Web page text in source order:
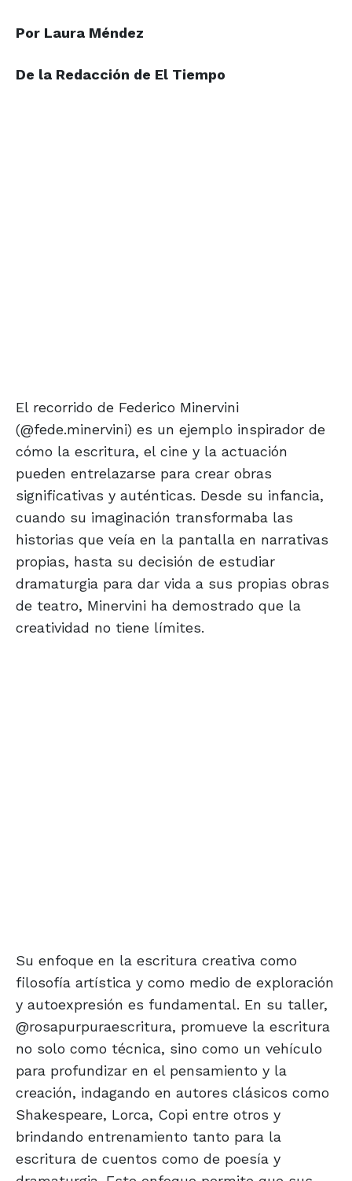
Por Laura Méndez
De la Redacción de El Tiempo
El recorrido de Federico Minervini
(@fede.minervini) es un ejemplo inspirador de
cómo la escritura, el cine y la actuación
pueden entrelazarse para crear obras
significativas y auténticas. Desde su infancia,
cuando su imaginación transformaba las
historias que veía en la pantalla en narrativas
propias, hasta su decisión de estudiar
dramaturgia para dar vida a sus propias obras
de teatro, Minervini ha demostrado que la
creatividad no tiene límites.
Su enfoque en la escritura creativa como
filosofía artística y como medio de exploración
y autoexpresión es fundamental. En su taller,
@rosapurpuraescritura, promueve la escritura
no solo como técnica, sino como un vehículo
para profundizar en el pensamiento y la
creación, indagando en autores clásicos como
Shakespeare, Lorca, Copi entre otros y
brindando entrenamiento tanto para la
escritura de cuentos como de poesía y